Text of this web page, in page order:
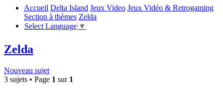
Accueil Delta Island Jeux Video Jeux Vidéo & Retrogaming
Section à thèmes Zelda
Select Language ▼
Zelda
Nouveau sujet
3 sujets • Page 1 sur 1